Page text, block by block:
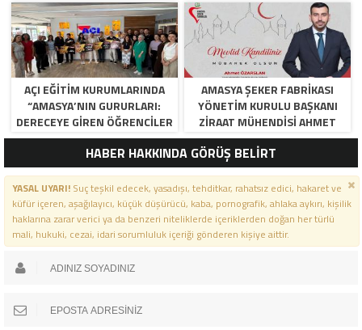
AÇI EĞİTİM KURUMLARINDA
“AMASYA’NIN GURURLARI:
DERECEYE GIREN ÖĞRENCILER
İÇIN ANLAMLI TÖREN”
AMASYA ŞEKER FABRIKASI
YÖNETIM KURULU BAŞKANI
ZIRAAT MÜHENDISI AHMET
ÖZARSLAN’IN MEVLID KANDILI
MESAJI
HABER HAKKINDA GÖRÜŞ BELİRT
YASAL UYARI!Suç teşkil edecek, yasadışı, tehditkar, rahatsız edici, hakaret ve
küfür içeren, aşağılayıcı, küçük düşürücü, kaba, pornografik, ahlaka aykırı, kişilik
haklarına zarar verici ya da benzeri niteliklerde içeriklerden doğan her türlü
mali, hukuki, cezai, idari sorumluluk içeriği gönderen kişiye aittir.